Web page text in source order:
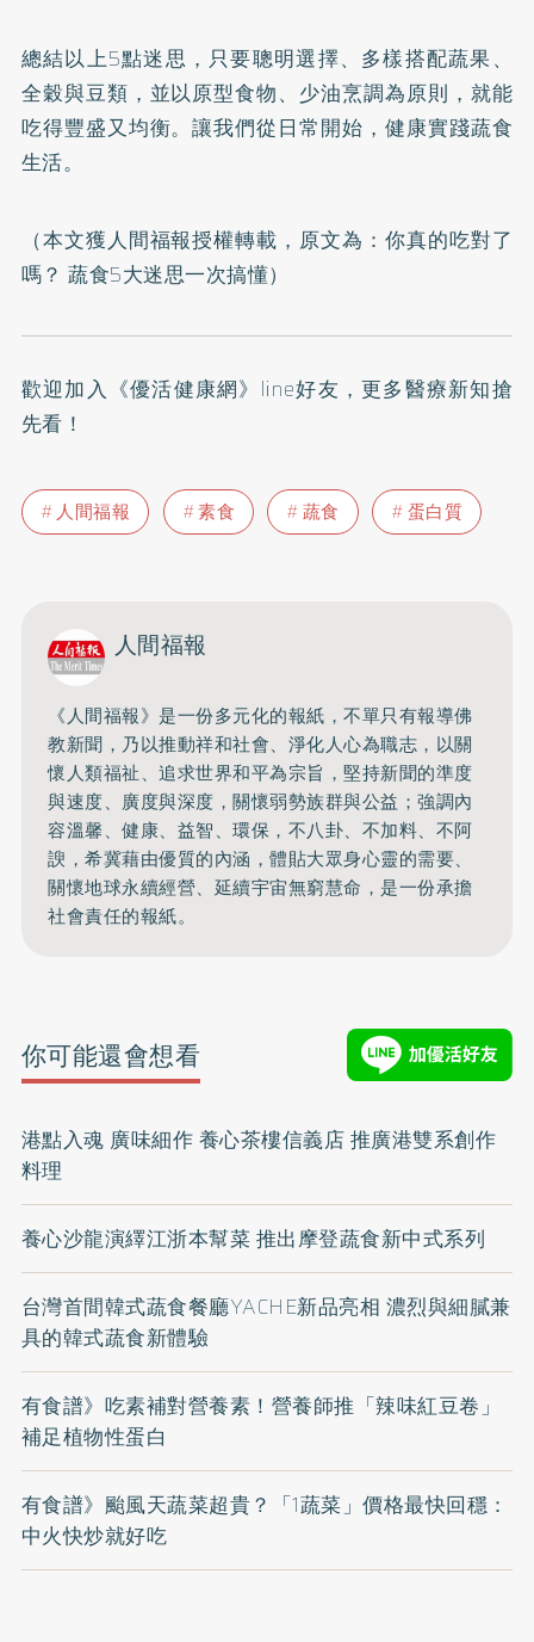
總結以上5點迷思，只要聰明選擇、多樣搭配蔬果、
全穀與豆類，並以原型食物、少油烹調為原則，就能
吃得豐盛又均衡。讓我們從日常開始，健康實踐蔬食
生活。
（本文獲人間福報授權轉載，原文為： 你真的吃對了
嗎？ 蔬食5大迷思一次搞懂）
歡迎加入 《優活健康網》line好友 ，更多醫療新知搶
先看！
人間福報 素食 蔬食 蛋白質
人間福報
《人間福報》是一份多元化的報紙，不單只有報導佛
教新聞，乃以推動祥和社會、淨化人心為職志，以關
懷人類福祉、追求世界和平為宗旨，堅持新聞的準度
與速度、廣度與深度，關懷弱勢族群與公益；強調內
容溫馨、健康、益智、環保，不八卦、不加料、不阿
諛，希冀藉由優質的內涵，體貼大眾身心靈的需要、
關懷地球永續經營、延續宇宙無窮慧命，是一份承擔
社會責任的報紙。
你可能還會想看
港點入魂 廣味細作 養心茶樓信義店 推廣港雙系創作
料理
養心沙龍演繹江浙本幫菜 推出摩登蔬食新中式系列
台灣首間韓式蔬食餐廳YACHE新品亮相 濃烈與細膩兼
具的韓式蔬食新體驗
有食譜》吃素補對營養素！營養師推「辣味紅豆卷」
補足植物性蛋白
有食譜》颱風天蔬菜超貴？「1蔬菜」價格最快回穩：
中火快炒就好吃